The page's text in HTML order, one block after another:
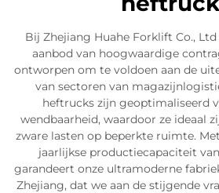
Bij Zhejiang Huahe Forklift Co.,
aanbod van hoogwaardige
ontworpen om te voldoen aan de
van sectoren van
heftrucks zijn geoptimaliseerd
wendbaarheid, waardoor ze ideaal
zware lasten op beperkte ruimte.
jaarlijkse productiecapaciteit
garandeert onze ultramoderne
Zhejiang, dat we aan de stijgende